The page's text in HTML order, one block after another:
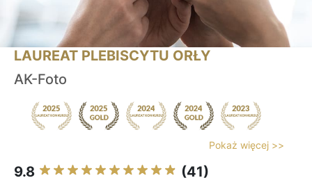
LAUREAT PLEBISCYTU ORŁY
AK-Foto
Pokaż więcej >>
9.8 (41)